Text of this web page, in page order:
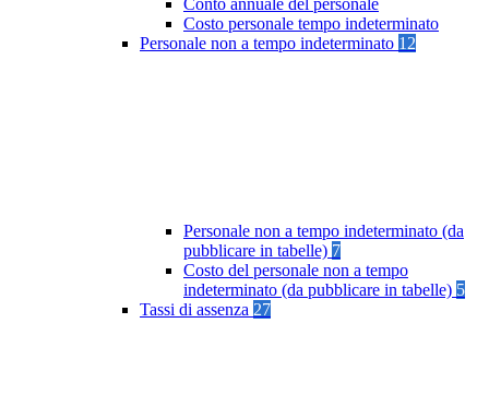
Conto annuale del personale
Costo personale tempo indeterminato
Personale non a tempo indeterminato 12
Personale non a tempo indeterminato (da
pubblicare in tabelle) 7
Costo del personale non a tempo
indeterminato (da pubblicare in tabelle) 5
Tassi di assenza 27